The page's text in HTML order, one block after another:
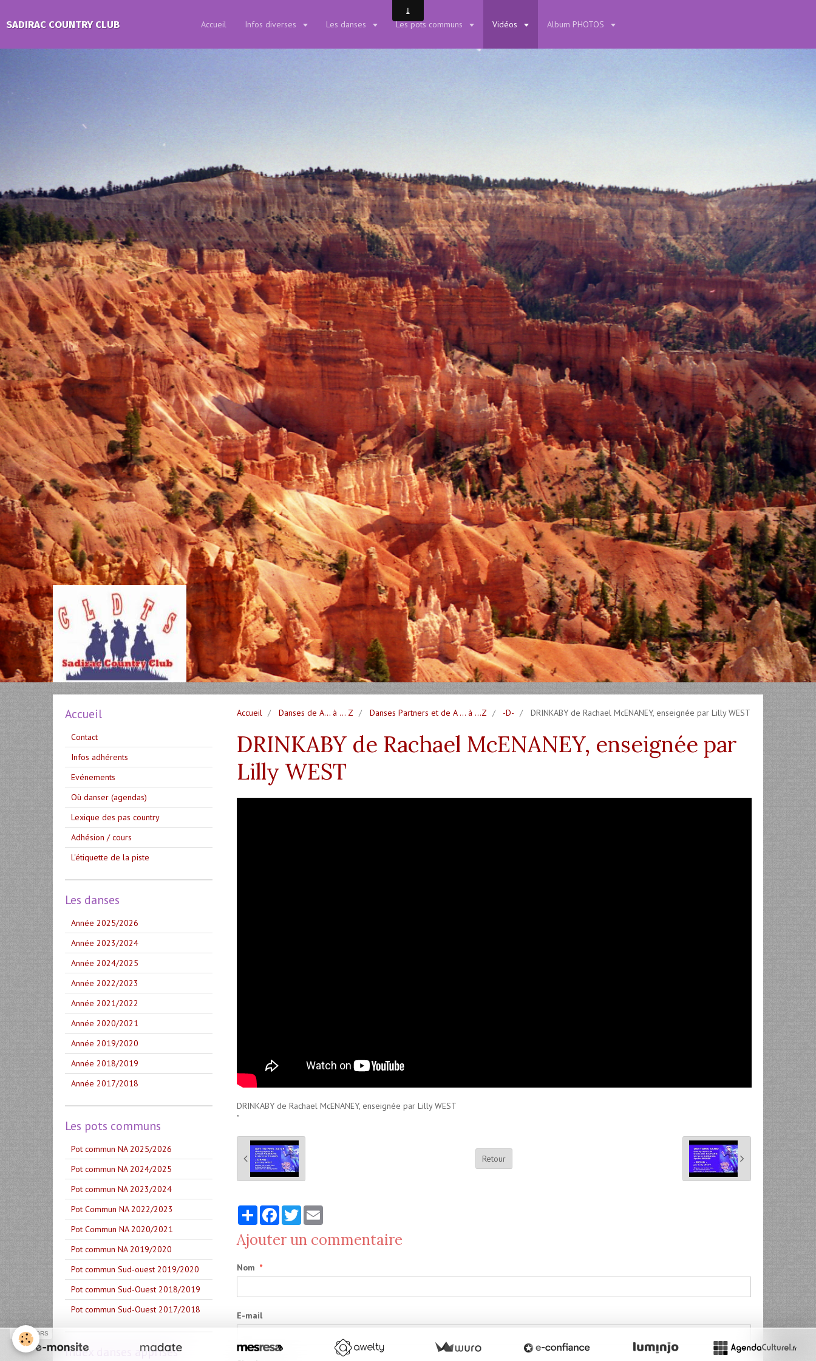
SADIRAC COUNTRY CLUB Accueil Infos diverses Les danses Les pots communs Vidéos Album PHOTOS
Accueil Danses de A... à ... Z Danses Partners et de A ... à ...Z -D- DRINKABY de Rachael McENANEY, enseignée par Lilly WEST
DRINKABY de Rachael McENANEY, enseignée par
Lilly WEST
DRINKABY de Rachael McENANEY, enseignée par Lilly WEST
"
Retour
PartagerFacebook
TwitterEmail
Ajouter un commentaire
Nom
E-mail
Accueil
Contact
Infos adhérents
Evénements
Où danser (agendas)
Lexique des pas country
Adhésion / cours
L'étiquette de la piste
Les danses
Année 2025/2026
Année 2023/2024
Année 2024/2025
Année 2022/2023
Année 2021/2022
Année 2020/2021
Année 2019/2020
Année 2018/2019
Année 2017/2018
Les pots communs
Pot commun NA 2025/2026
Pot commun NA 2024/2025
Pot commun NA 2023/2024
Pot Commun NA 2022/2023
Pot Commun NA 2020/2021
Pot commun NA 2019/2020
Pot commun Sud-ouest 2019/2020
Pot commun Sud-Ouest 2018/2019
Pot commun Sud-Ouest 2017/2018
Index danses apprises
SPONSORS